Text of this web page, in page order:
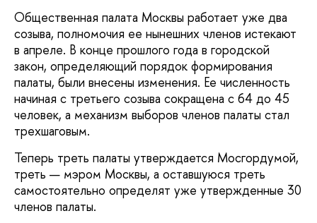
Общественная палата Москвы работает уже два
созыва, полномочия ее нынешних членов истекают
в апреле. В конце прошлого года в городской
закон, определяющий порядок формирования
палаты, были внесены изменения. Ее численность
начиная с третьего созыва сокращена с 64 до 45
человек, а механизм выборов членов палаты стал
трехшаговым.
Теперь треть палаты утверждается Мосгордумой,
треть — мэром Москвы, а оставшуюся треть
самостоятельно определят уже утвержденные 30
членов палаты.